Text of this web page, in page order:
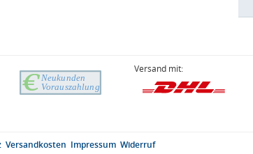
Versand mit:
Versandkosten Impressum Widerruf